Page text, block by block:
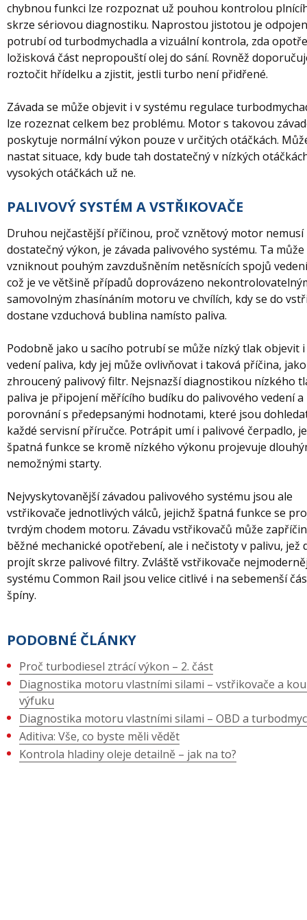
chybnou funkci lze rozpoznat už pouhou kontrolou
skrze sériovou diagnostiku. Naprostou jistotou je
potrubí od turbodmychadla a vizuální kontrola, zda
ložisková část nepropouští olej do sání. Rovněž
roztočit hřídelku a zjistit, jestli turbo není přidřené.
Závada se může objevit i v systému regulace
lze rozeznat celkem bez problému. Motor s takovou
poskytuje normální výkon pouze v určitých otáčkách.
nastat situace, kdy bude tah dostatečný v nízkých
vysokých otáčkách už ne.
PALIVOVÝ SYSTÉM A VSTŘIKOVAČE
Druhou nejčastější příčinou, proč vznětový motor nemusí
dostatečný výkon, je závada palivového systému. Ta může
vzniknout pouhým zavzdušněním netěsnících spojů
což je ve většině případů doprovázeno
samovolným zhasínáním motoru ve chvílích, kdy se do
dostane vzduchová bublina namísto paliva.
Podobně jako u sacího potrubí se může nízký tlak objevit i
vedení paliva, kdy jej může ovlivňovat i taková příčina,
zhroucený palivový filtr. Nejsnazší diagnostikou nízkého
paliva je připojení měřícího budíku do palivového vedení a
porovnání s předepsanými hodnotami, které jsou
každé servisní příručce. Potrápit umí i palivové čerpadlo,
špatná funkce se kromě nízkého výkonu projevuje
nemožnými starty.
Nejvyskytovanější závadou palivového systému jsou ale
vstřikovače jednotlivých válců, jejichž špatná funkce se
tvrdým chodem motoru. Závadu vstřikovačů může
běžné mechanické opotřebení, ale i nečistoty v palivu, jež
projít skrze palivové filtry. Zvláště vstřikovače
systému Common Rail jsou velice citlivé i na sebemenší
špíny.
PODOBNÉ ČLÁNKY
Proč turbodiesel ztrácí výkon – 2. část
Diagnostika motoru vlastními silami – vstřikovače a
výfuku
Diagnostika motoru vlastními silami – OBD a
Aditiva: Vše, co byste měli vědět
Kontrola hladiny oleje detailně – jak na to?